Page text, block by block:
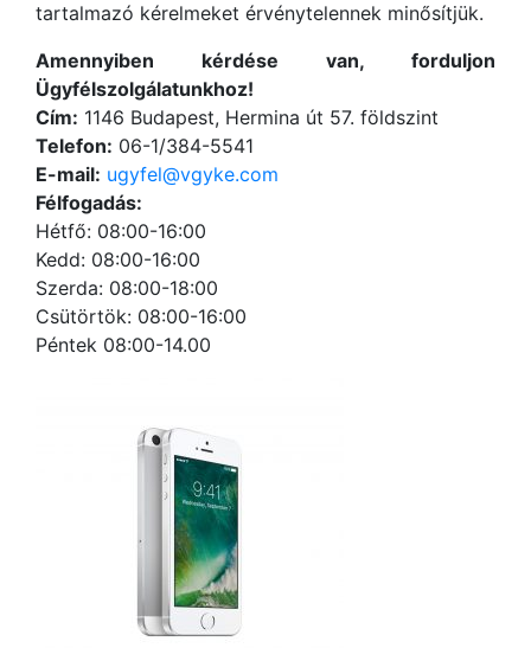
tartalmazó kérelmeket érvénytelennek minősítjük.
Amennyiben kérdése van, forduljon
Ügyfélszolgálatunkhoz!
Cím: 1146 Budapest, Hermina út 57. földszint
Telefon: 06-1/384-5541
E-mail: ugyfel@vgyke.com
Félfogadás:
Hétfő: 08:00-16:00
Kedd: 08:00-16:00
Szerda: 08:00-18:00
Csütörtök: 08:00-16:00
Péntek 08:00-14.00